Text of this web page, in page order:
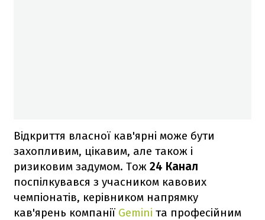
Відкриття власної кав'ярні може бути
захопливим, цікавим, але також і
ризиковим задумом. Тож 24 Канал
поспілкувався з учасником кавових
чемпіонатів, керівником напрямку
кав'ярень компанії Gemini та професійним